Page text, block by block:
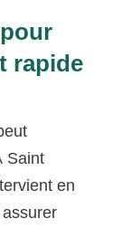
rapide
Saint
en